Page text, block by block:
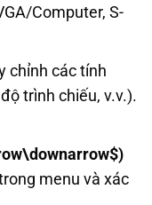
Computer, S-
chỉnh các tính
trình chiếu, v.v.).
)
menu và xác